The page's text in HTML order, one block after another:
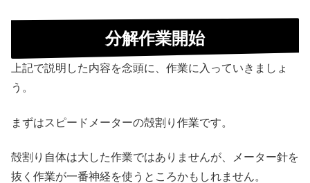
分解作業開始
上記で説明した内容を念頭に、作業に入っていきましょ
う。
まずはスピードメーターの殻割り作業です。
殻割り自体は大した作業ではありませんが、メーター針を
抜く作業が一番神経を使うところかもしれません。